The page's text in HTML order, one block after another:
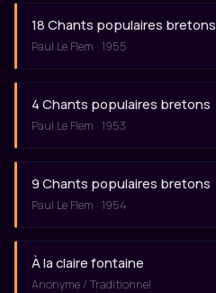
18 Chants populaires bretons
Paul Le Flem · 1955
4 Chants populaires bretons
Paul Le Flem · 1953
9 Chants populaires bretons
Paul Le Flem · 1954
À la claire fontaine
Anonyme / Traditionnel